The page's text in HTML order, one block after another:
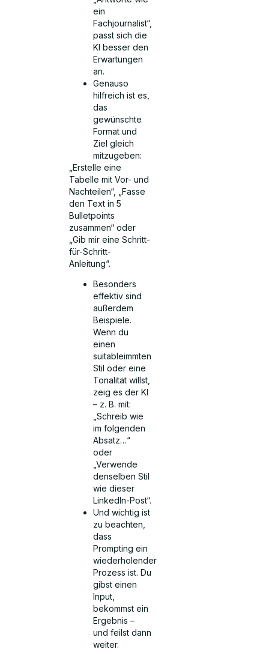
ein
Fachjournalist“,
passt sich die
KI besser den
Erwartungen
an.
Genauso
hilfreich ist es,
das
gewünschte
Format und
Ziel gleich
mitzugeben:
„Erstelle eine
Tabelle mit Vor- und
Nachteilen“, „Fasse
den Text in 5
Bulletpoints
zusammen“ oder
„Gib mir eine Schritt-
für-Schritt-
Anleitung“.
Besonders
effektiv sind
außerdem
Beispiele.
Wenn du
einen
suitableimmten
Stil oder eine
Tonalität willst,
zeig es der KI
– z. B. mit:
„Schreib wie
im folgenden
Absatz…“
oder
„Verwende
denselben Stil
wie dieser
LinkedIn-Post“.
Und wichtig ist
zu beachten,
dass
Prompting ein
wiederholender
Prozess ist. Du
gibst einen
Input,
bekommst ein
Ergebnis –
und feilst dann
weiter.